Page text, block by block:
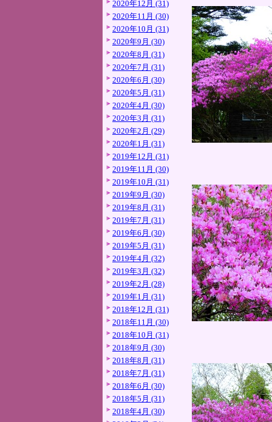
2020年12月 (31)
2020年11月 (30)
2020年10月 (31)
2020年9月 (30)
2020年8月 (31)
2020年7月 (31)
2020年6月 (30)
2020年5月 (31)
2020年4月 (30)
2020年3月 (31)
2020年2月 (29)
2020年1月 (31)
2019年12月 (31)
2019年11月 (30)
2019年10月 (31)
2019年9月 (30)
2019年8月 (31)
2019年7月 (31)
2019年6月 (30)
2019年5月 (31)
2019年4月 (32)
2019年3月 (32)
2019年2月 (28)
2019年1月 (31)
2018年12月 (31)
2018年11月 (30)
2018年10月 (31)
2018年9月 (30)
2018年8月 (31)
2018年7月 (31)
2018年6月 (30)
2018年5月 (31)
2018年4月 (30)